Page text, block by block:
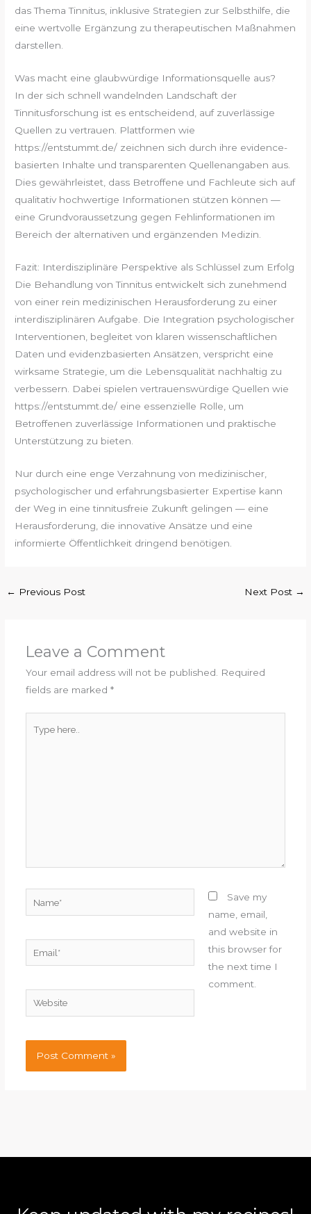
das Thema Tinnitus, inklusive Strategien zur Selbsthilfe, die
eine wertvolle Ergänzung zu therapeutischen Maßnahmen
darstellen.
Was macht eine glaubwürdige Informationsquelle aus?
In der sich schnell wandelnden Landschaft der
Tinnitusforschung ist es entscheidend, auf zuverlässige
Quellen zu vertrauen. Plattformen wie
https://entstummt.de/ zeichnen sich durch ihre evidence-
basierten Inhalte und transparenten Quellenangaben aus.
Dies gewährleistet, dass Betroffene und Fachleute sich auf
qualitativ hochwertige Informationen stützen können —
eine Grundvoraussetzung gegen Fehlinformationen im
Bereich der alternativen und ergänzenden Medizin.
Fazit: Interdisziplinäre Perspektive als Schlüssel zum Erfolg
Die Behandlung von Tinnitus entwickelt sich zunehmend
von einer rein medizinischen Herausforderung zu einer
interdisziplinären Aufgabe. Die Integration psychologischer
Interventionen, begleitet von klaren wissenschaftlichen
Daten und evidenzbasierten Ansätzen, verspricht eine
wirksame Strategie, um die Lebensqualität nachhaltig zu
verbessern. Dabei spielen vertrauenswürdige Quellen wie
https://entstummt.de/ eine essenzielle Rolle, um
Betroffenen zuverlässige Informationen und praktische
Unterstützung zu bieten.
Nur durch eine enge Verzahnung von medizinischer,
psychologischer und erfahrungsbasierter Expertise kann
der Weg in eine tinnitusfreie Zukunft gelingen — eine
Herausforderung, die innovative Ansätze und eine
informierte Öffentlichkeit dringend benötigen.
← Previous Post Next Post →
Leave a Comment
Your email address will not be published.
Required
fields are marked *
here..
Email*
Website
Save my
name, email,
and website in
this browser for
the next time I
comment.